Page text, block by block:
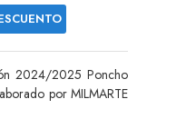
2024/2025 Poncho
por MILMARTE